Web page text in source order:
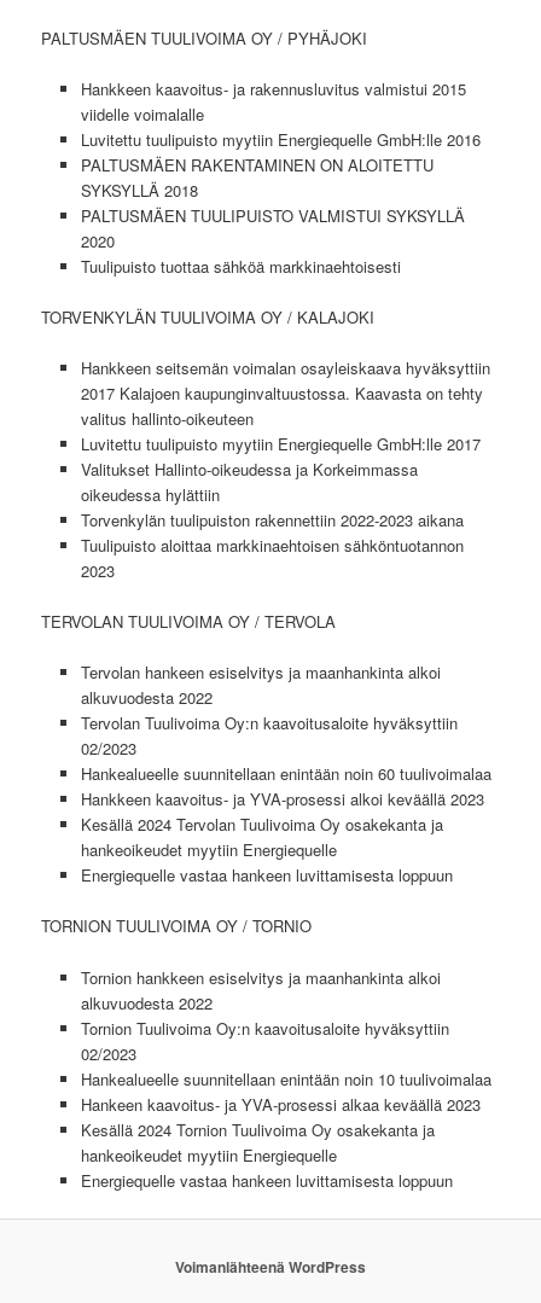
PALTUSMÄEN TUULIVOIMA OY / PYHÄJOKI
Hankkeen kaavoitus- ja rakennusluvitus valmistui 2015
viidelle voimalalle
Luvitettu tuulipuisto myytiin Energiequelle GmbH:lle 2016
PALTUSMÄEN RAKENTAMINEN ON ALOITETTU
SYKSYLLÄ 2018
PALTUSMÄEN TUULIPUISTO VALMISTUI SYKSYLLÄ
2020
Tuulipuisto tuottaa sähköä markkinaehtoisesti
TORVENKYLÄN TUULIVOIMA OY / KALAJOKI
Hankkeen seitsemän voimalan osayleiskaava hyväksyttiin
2017 Kalajoen kaupunginvaltuustossa. Kaavasta on tehty
valitus hallinto-oikeuteen
Luvitettu tuulipuisto myytiin Energiequelle GmbH:lle 2017
Valitukset Hallinto-oikeudessa ja Korkeimmassa
oikeudessa hylättiin
Torvenkylän tuulipuiston rakennettiin 2022-2023 aikana
Tuulipuisto aloittaa markkinaehtoisen sähköntuotannon
2023
TERVOLAN TUULIVOIMA OY / TERVOLA
Tervolan hankeen esiselvitys ja maanhankinta alkoi
alkuvuodesta 2022
Tervolan Tuulivoima Oy:n kaavoitusaloite hyväksyttiin
02/2023
Hankealueelle suunnitellaan enintään noin 60 tuulivoimalaa
Hankkeen kaavoitus- ja YVA-prosessi alkoi keväällä 2023
Kesällä 2024 Tervolan Tuulivoima Oy osakekanta ja
hankeoikeudet myytiin Energiequelle
Energiequelle vastaa hankeen luvittamisesta loppuun
TORNION TUULIVOIMA OY / TORNIO
Tornion hankkeen esiselvitys ja maanhankinta alkoi
alkuvuodesta 2022
Tornion Tuulivoima Oy:n kaavoitusaloite hyväksyttiin
02/2023
Hankealueelle suunnitellaan enintään noin 10 tuulivoimalaa
Hankeen kaavoitus- ja YVA-prosessi alkaa keväällä 2023
Kesällä 2024 Tornion Tuulivoima Oy osakekanta ja
hankeoikeudet myytiin Energiequelle
Energiequelle vastaa hankeen luvittamisesta loppuun
Voimanlähteenä WordPress